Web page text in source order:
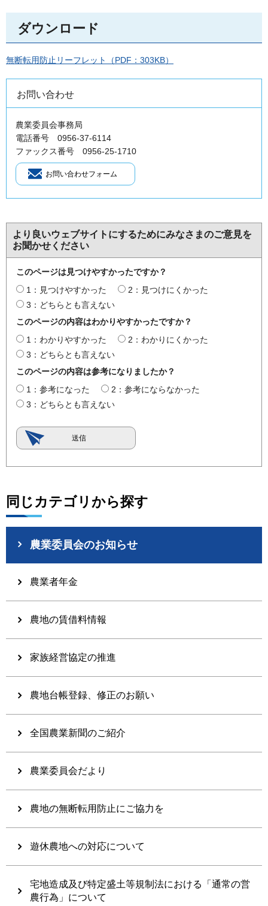
ダウンロード
無断転用防止リーフレット（PDF：303KB）
お問い合わせ
農業委員会事務局
電話番号 0956-37-6114
ファックス番号 0956-25-1710
より良いウェブサイトにするためにみなさまのご意見を
お聞かせください
このページは見つけやすかったですか？
1：見つけやすかった
2：見つけにくかった
3：どちらとも言えない
このページの内容はわかりやすかったですか？
1：わかりやすかった
2：わかりにくかった
3：どちらとも言えない
このページの内容は参考になりましたか？
1：参考になった
2：参考にならなかった
3：どちらとも言えない
同じカテゴリから探す
農業委員会のお知らせ
農業者年金
農地の賃借料情報
家族経営協定の推進
農地台帳登録、修正のお願い
全国農業新聞のご紹介
農業委員会だより
農地の無断転用防止にご協力を
遊休農地への対応について
宅地造成及び特定盛土等規制法における「通常の営
農行為」について